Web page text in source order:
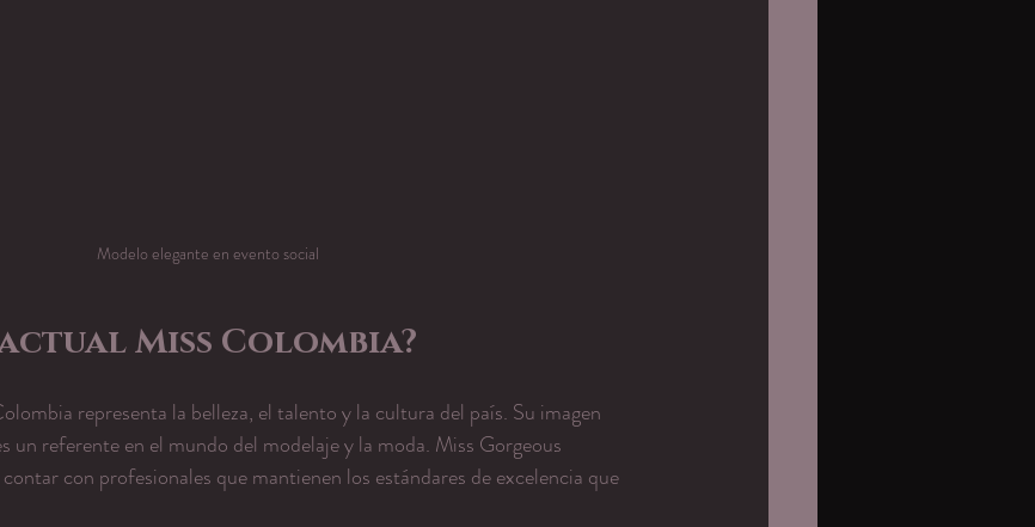
Modelo elegante en evento social
Miss Colombia?
representa la belleza, el talento y la cultura del país. Su imagen
un referente en el mundo del modelaje y la moda. Miss Gorgeous
con profesionales que mantienen los estándares de excelencia que